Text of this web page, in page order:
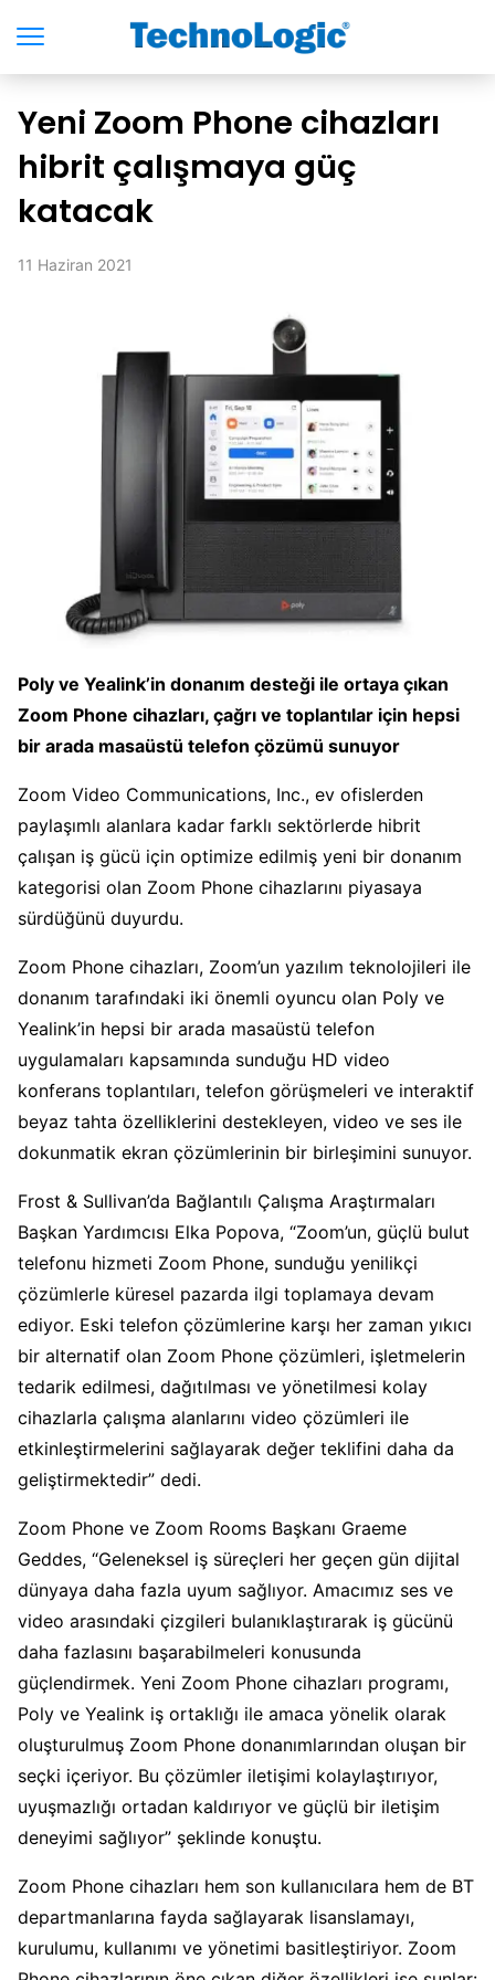
Yeni Zoom Phone cihazları
hibrit çalışmaya güç
katacak
11 Haziran 2021
Poly ve Yealink’in donanım desteği ile ortaya çıkan
Zoom Phone cihazları, çağrı ve toplantılar için hepsi
bir arada masaüstü telefon çözümü sunuyor
Zoom Video Communications, Inc., ev ofislerden
paylaşımlı alanlara kadar farklı sektörlerde hibrit
çalışan iş gücü için optimize edilmiş yeni bir donanım
kategorisi olan Zoom Phone cihazlarını piyasaya
sürdüğünü duyurdu.
Zoom Phone cihazları, Zoom’un yazılım teknolojileri ile
donanım tarafındaki iki önemli oyuncu olan Poly ve
Yealink’in hepsi bir arada masaüstü telefon
uygulamaları kapsamında sunduğu HD video
konferans toplantıları, telefon görüşmeleri ve interaktif
beyaz tahta özelliklerini destekleyen, video ve ses ile
dokunmatik ekran çözümlerinin bir birleşimini sunuyor.
Frost & Sullivan’da Bağlantılı Çalışma Araştırmaları
Başkan Yardımcısı Elka Popova, “Zoom’un, güçlü bulut
telefonu hizmeti Zoom Phone, sunduğu yenilikçi
çözümlerle küresel pazarda ilgi toplamaya devam
ediyor. Eski telefon çözümlerine karşı her zaman yıkıcı
bir alternatif olan Zoom Phone çözümleri, işletmelerin
tedarik edilmesi, dağıtılması ve yönetilmesi kolay
cihazlarla çalışma alanlarını video çözümleri ile
etkinleştirmelerini sağlayarak değer teklifini daha da
geliştirmektedir” dedi.
Zoom Phone ve Zoom Rooms Başkanı Graeme
Geddes, “Geleneksel iş süreçleri her geçen gün dijital
dünyaya daha fazla uyum sağlıyor. Amacımız ses ve
video arasındaki çizgileri bulanıklaştırarak iş gücünü
daha fazlasını başarabilmeleri konusunda
güçlendirmek. Yeni Zoom Phone cihazları programı,
Poly ve Yealink iş ortaklığı ile amaca yönelik olarak
oluşturulmuş Zoom Phone donanımlarından oluşan bir
seçki içeriyor. Bu çözümler iletişimi kolaylaştırıyor,
uyuşmazlığı ortadan kaldırıyor ve güçlü bir iletişim
deneyimi sağlıyor” şeklinde konuştu.
Zoom Phone cihazları hem son kullanıcılara hem de BT
departmanlarına fayda sağlayarak lisanslamayı,
kurulumu, kullanımı ve yönetimi basitleştiriyor. Zoom